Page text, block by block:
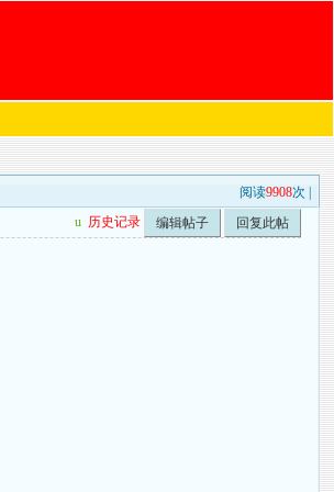
阅读9908次 |
u 历史记录 编辑帖子 回复此帖